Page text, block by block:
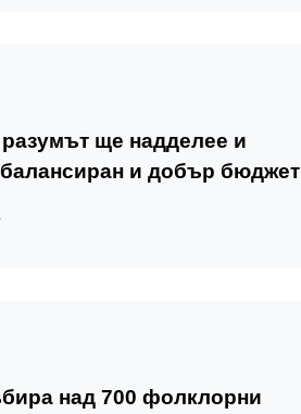
ще надделее и
и добър бюджет
над 700 фолклорни